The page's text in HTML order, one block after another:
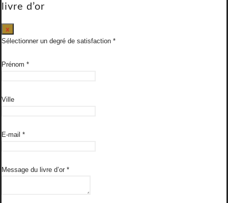
livre d’or
x
ce
formulaire.
Sélectionner un degré de satisfaction
Prénom *
Ville
E-mail *
Message du livre d’or *